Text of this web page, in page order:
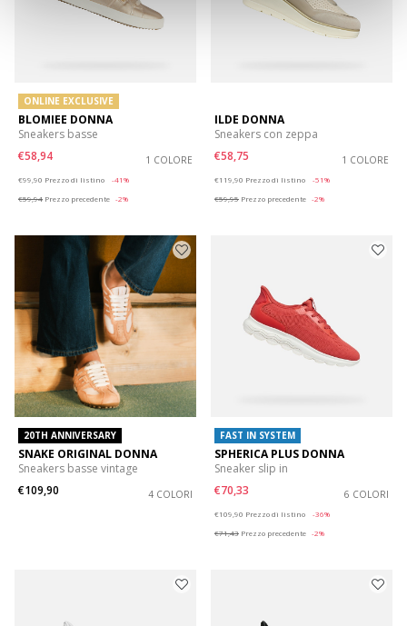
ONLINE EXCLUSIVE
BLOMIEE DONNA
Sneakers basse
€58,94
1 COLORE
€99,90 Prezzo di listino
-41%
€59,94 Prezzo precedente -2%
ILDE DONNA
Sneakers con zeppa
€58,75
1 COLORE
€119,90 Prezzo di listino
-51%
€59,95 Prezzo precedente -2%
20TH ANNIVERSARY
SNAKE ORIGINAL DONNA
Sneakers basse vintage
€109,90
4 COLORI
FAST IN SYSTEM
SPHERICA PLUS DONNA
Sneaker slip in
€70,33
6 COLORI
€109,90 Prezzo di listino
-36%
€71,43 Prezzo precedente -2%